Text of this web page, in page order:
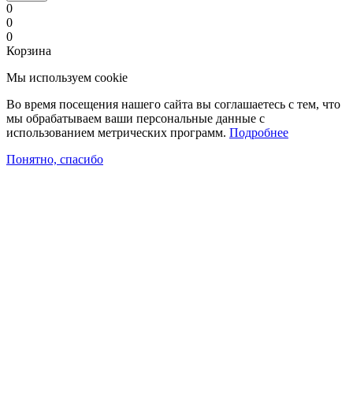
0
0
0
Корзина
Мы используем cookie
Во время посещения нашего сайта вы соглашаетесь с тем, что
мы обрабатываем ваши персональные данные с
использованием метрических программ. Подробнее
Понятно, спасибо